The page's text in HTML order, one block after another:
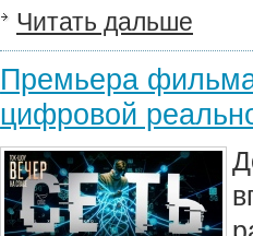
Читать дальше
Премьера фильма
цифровой